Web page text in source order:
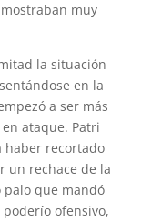
muy
la situación
en la
a ser más
ataque. Patri
haber recortado
un rechace de la
palo que mandó
ofensivo,